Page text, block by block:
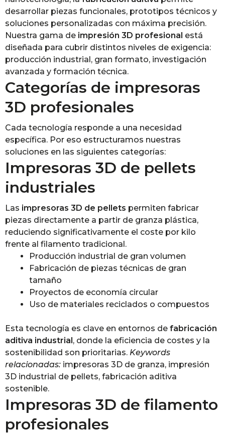
desarrollar piezas funcionales, prototipos técnicos y
soluciones personalizadas con máxima precisión.
Nuestra gama de impresión 3D profesional está
diseñada para cubrir distintos niveles de exigencia:
producción industrial, gran formato, investigación
avanzada y formación técnica.
Categorías de impresoras
3D profesionales
Cada tecnología responde a una necesidad
específica. Por eso estructuramos nuestras
soluciones en las siguientes categorías:
Impresoras 3D de pellets
industriales
Las impresoras 3D de pellets permiten fabricar
piezas directamente a partir de granza plástica,
reduciendo significativamente el coste por kilo
frente al filamento tradicional.
Producción industrial de gran volumen
Fabricación de piezas técnicas de gran
tamaño
Proyectos de economía circular
Uso de materiales reciclados o compuestos
Esta tecnología es clave en entornos de fabricación
aditiva industrial, donde la eficiencia de costes y la
sostenibilidad son prioritarias. Keywords
relacionadas: impresoras 3D de granza, impresión
3D industrial de pellets, fabricación aditiva
sostenible.
Impresoras 3D de filamento
profesionales